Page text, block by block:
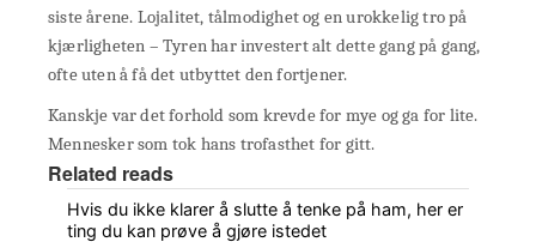
siste årene. Lojalitet, tålmodighet og en urokkelig tro på
kjærligheten – Tyren har investert alt dette gang på gang,
ofte uten å få det utbyttet den fortjener.
Kanskje var det forhold som krevde for mye og ga for lite.
Mennesker som tok hans trofasthet for gitt.
Related reads
Hvis du ikke klarer å slutte å tenke på ham, her er
ting du kan prøve å gjøre istedet